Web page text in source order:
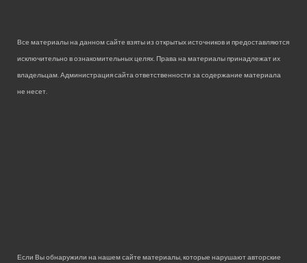
Все материалы на данном сайте взяты из открытых источников и предоставляются
исключительно в ознакомительных целях. Права на материалы принадлежат их
владельцам. Администрация сайта ответственности за содержание материала
не несет.
Если Вы обнаружили на нашем сайте материалы, которые нарушают авторские